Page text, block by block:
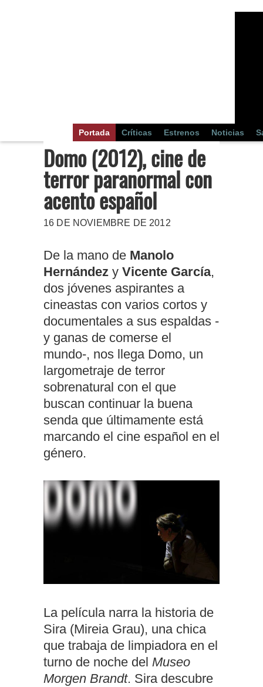
Portada Críticas Estrenos Noticias
Domo (2012), cine de
terror paranormal con
acento español
16 DE NOVIEMBRE DE 2012
De la mano de Manolo
Hernández y Vicente García,
dos jóvenes aspirantes a
cineastas con varios cortos y
documentales a sus espaldas -
y ganas de comerse el
mundo-, nos llega Domo, un
largometraje de terror
sobrenatural con el que
buscan continuar la buena
senda que últimamente está
marcando el cine español en el
género.
La película narra la historia de
Sira (Mireia Grau), una chica
que trabaja de limpiadora en el
turno de noche del Museo
Morgen Brandt. Sira descubre